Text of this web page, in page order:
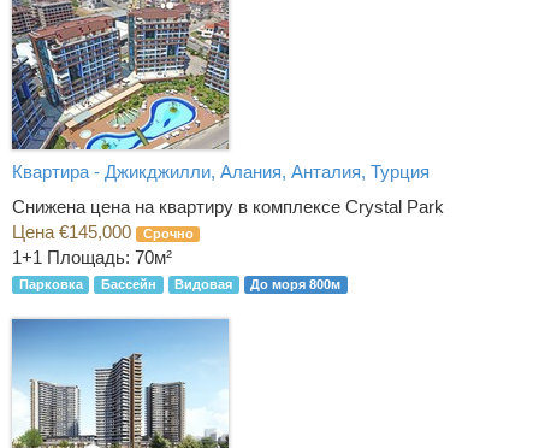
Квартира - Джикджилли, Алания, Анталия, Турция
Снижена цена на квартиру в комплексе Crystal Park
Цена €145,000
Срочно
1+1 Площадь: 70м²
Парковка Бассейн Видовая До моря 800м